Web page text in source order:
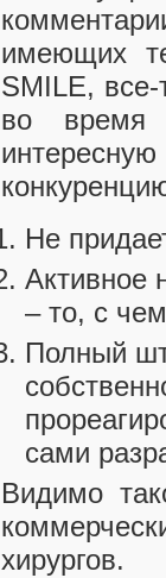
имеющих
SMILE,
во время
Не
Активное
– то, с
Полный
сами
Видимо
хирургов.